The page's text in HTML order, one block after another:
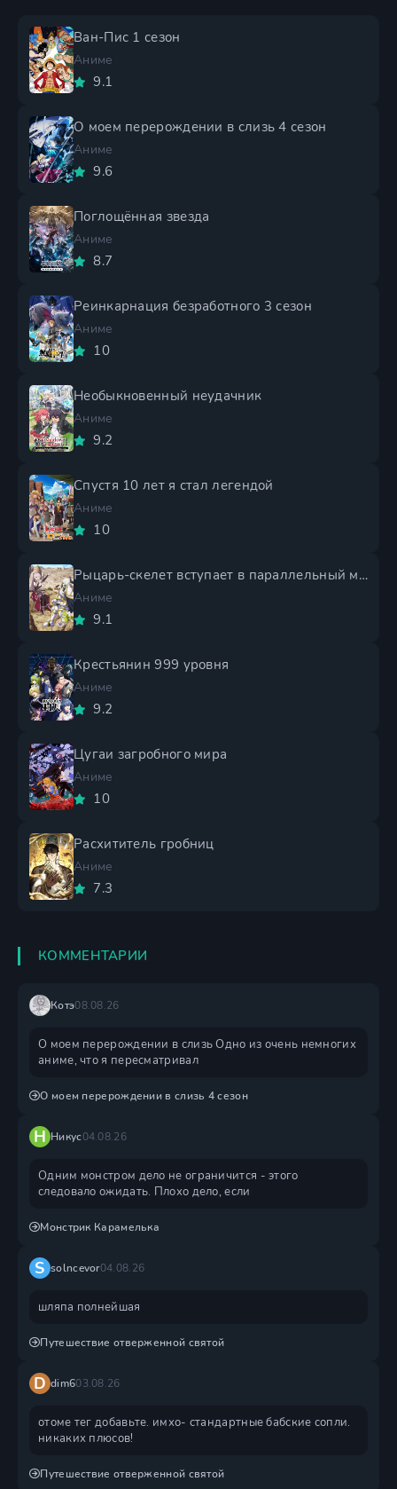
Ван-Пис 1 сезон
Аниме
9.1
О моем перерождении в слизь 4 сезон
Аниме
9.6
Поглощённая звезда
Аниме
8.7
Реинкарнация безработного 3 сезон
Аниме
10
Необыкновенный неудачник
Аниме
9.2
Спустя 10 лет я стал легендой
Аниме
10
Рыцарь-скелет вступает в параллельный мир 2 сезон
Аниме
9.1
Крестьянин 999 уровня
Аниме
9.2
Цугаи загробного мира
Аниме
10
Расхититель гробниц
Аниме
7.3
КОММЕНТАРИИ
Котэ08.08.26
О моем перерождении в слизь Одно из очень немногих
аниме, что я пересматривал
О моем перерождении в слизь 4 сезон
Н Никус04.08.26
Одним монстром дело не ограничится - этого
следовало ожидать. Плохо дело, если
Монстрик Карамелька
S solncevor04.08.26
шляпа полнейшая
Путешествие отверженной святой
D dim603.08.26
отоме тег добавьте. имхо- стандартные бабские сопли.
никаких плюсов!
Путешествие отверженной святой